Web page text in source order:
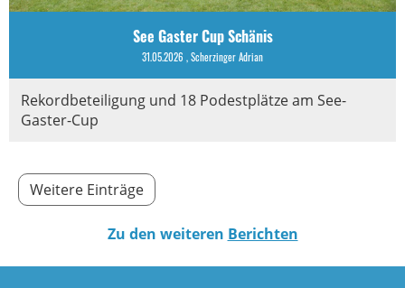
See Gaster Cup Schänis
31.05.2026 , Scherzinger Adrian
Rekordbeteiligung und 18 Podestplätze am See-
Gaster-Cup
Weitere Einträge
Zu den weiteren Berichten